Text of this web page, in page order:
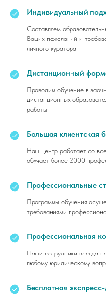
Индивидуальный
Составляем
Ваших пожеланий и
личного куратора
Дистанционный
Проводим обучение в
дистанционных
работы
Большая клиентская
Наш центр работает со
обучает более 2000
Профессиональные
Программы обучения
требованиями
Профессиональная
Наши сотрудники всегда
любому юридическому
Бесплатная